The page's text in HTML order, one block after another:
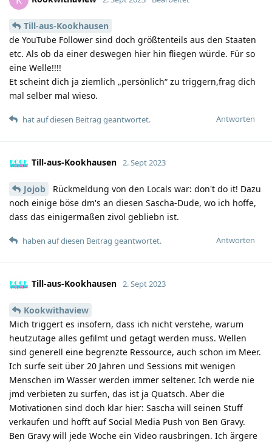
Till-aus-Kookhausen
de YouTube Follower sind doch größtenteils aus den Staaten
etc. Als ob da einer deswegen hier hin fliegen würde. Für so
eine Welle!!!!
Et scheint dich ja ziemlich „persönlich“ zu triggern,frag dich
mal selber mal wieso.
Antworten
hat auf diesen Beitrag geantwortet.
Till-aus-Kookhausen 2. Sept 2023
Jojob
Rückmeldung von den Locals war: don't do it! Dazu
noch einige böse dm's an diesen Sascha-Dude, wo ich hoffe,
dass das einigermaßen zivol gebliebn ist.
Antworten
haben auf diesen Beitrag geantwortet.
Till-aus-Kookhausen 2. Sept 2023
Kookwithaview
Mich triggert es insofern, dass ich nicht verstehe, warum
heutzutage alles gefilmt und getagt werden muss. Wellen
sind generell eine begrenzte Ressource, auch schon im Meer.
Ich surfe seit über 20 Jahren und Sessions mit wenigen
Menschen im Wasser werden immer seltener. Ich werde nie
jmd verbieten zu surfen, das ist ja Quatsch. Aber die
Motivationen sind doch klar hier: Sascha will seinen Stuff
verkaufen und hofft auf Social Media Push von Ben Gravy.
Ben Gravy will jede Woche ein Video rausbringen. Ich ärgere